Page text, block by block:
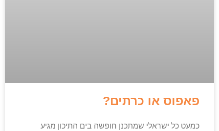
פאפוס או כרתים?
כמעט כל ישראלי שמתכנן חופשה בים התיכון מגיע